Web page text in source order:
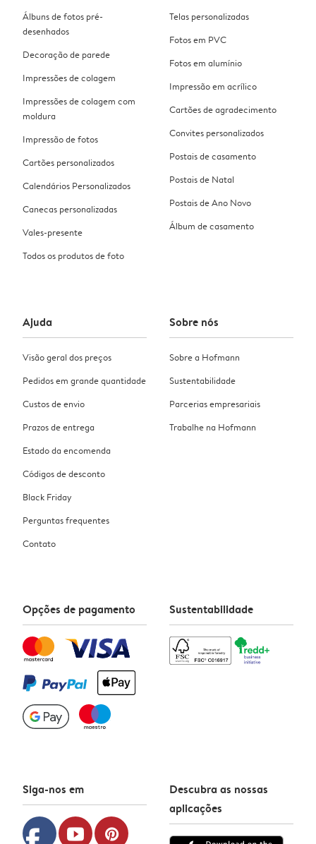
Álbuns de fotos pré-
desenhados
Decoração de parede
Impressões de colagem
Impressões de colagem com
moldura
Impressão de fotos
Cartões personalizados
Calendários Personalizados
Canecas personalizadas
Vales-presente
Todos os produtos de foto
Telas personalizadas
Fotos em PVC
Fotos em alumínio
Impressão em acrílico
Cartões de agradecimento
Convites personalizados
Postais de casamento
Postais de Natal
Postais de Ano Novo
Álbum de casamento
Ajuda
Visão geral dos preços
Pedidos em grande quantidade
Custos de envio
Prazos de entrega
Estado da encomenda
Códigos de desconto
Black Friday
Perguntas frequentes
Contato
Sobre nós
Sobre a Hofmann
Sustentabilidade
Parcerias empresariais
Trabalhe na Hofmann
Opções de pagamento Sustentabilidade
Siga-nos em
youtube pinterest
Descubra as nossas
aplicações